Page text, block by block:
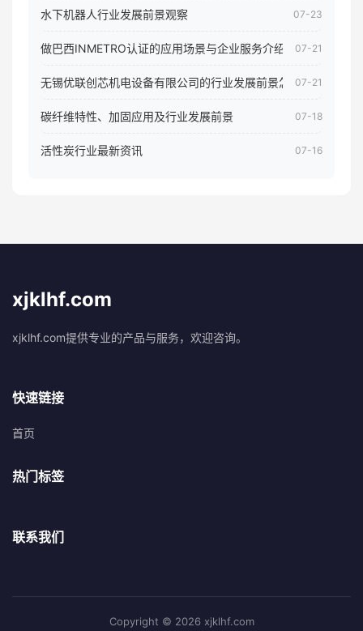
水下机器人行业发展前景观察 07-23
做巴西INMETRO认证的应用场景与企业服务介绍 07-21
无锡优联创芯机电设备有限公司的行业发展前景怎样07-21
碳纤维特性、加固应用及行业发展前景 07-18
活性炭行业最新资讯 07-16
xjklhf.com
xjklhf.com提供专业的产品与服务，欢迎咨询。
快速链接
首页
热门标签
联系我们
Copyright © 2026 xjklhf.com